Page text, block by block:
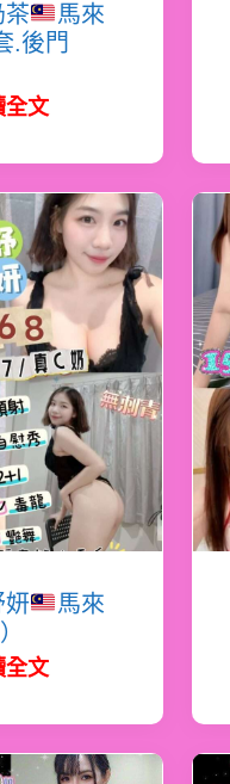
茶
馬來
.後門
全文
妍
馬來
全文